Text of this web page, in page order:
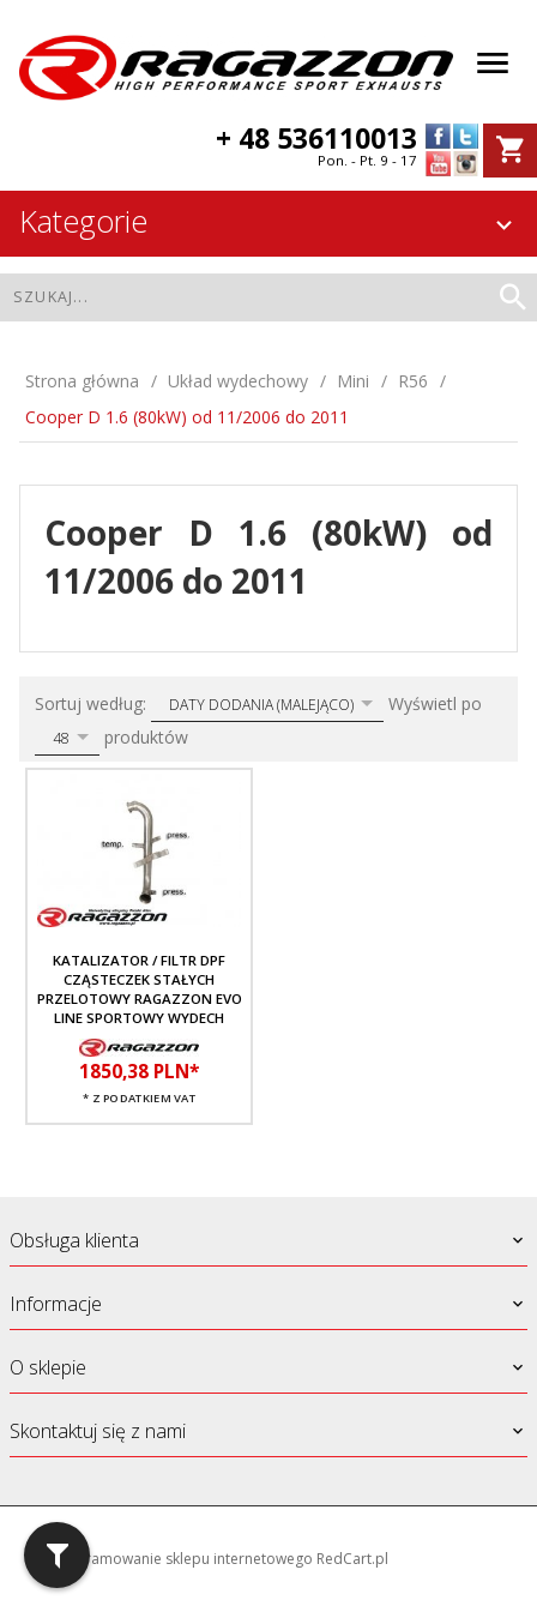
+ 48 536110013
Pon. - Pt. 9 - 17
Kategorie
Strona główna Układ wydechowy Mini
R56
Cooper D 1.6 (80kW) od 11/2006 do 2011
Cooper D 1.6 (80kW) od
11/2006 do 2011
Sortuj według: sortDATY DODANIA (MALEJĄCO) Wyświetl po
48 produktów
KATALIZATOR / FILTR DPF
CZĄSTECZEK STAŁYCH
PRZELOTOWY RAGAZZON EVO
LINE SPORTOWY WYDECH
1850,38 PLN*
* Z PODATKIEM VAT
Obsługa klienta
Informacje
O sklepie
Skontaktuj się z nami
oprogramowanie sklepu internetowego RedCart.pl